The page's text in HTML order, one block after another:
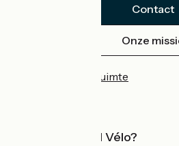
Contact
Onze
Professionele ruimte
Wat is Accueil Vélo?